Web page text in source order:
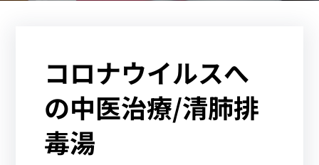
コロナウイルスへ
の中医治療/清肺排
毒湯